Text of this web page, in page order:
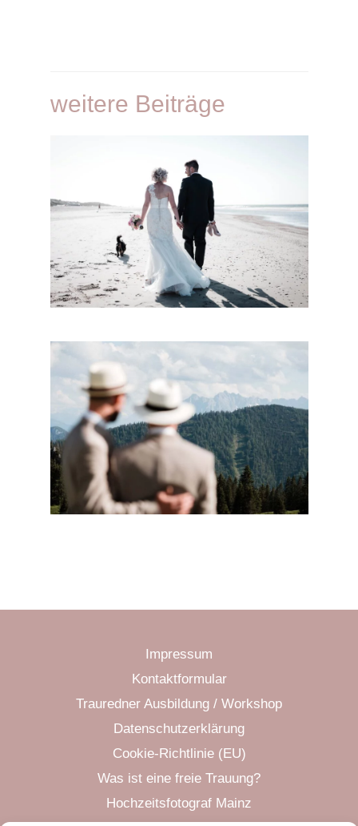
weitere Beiträge
Impressum
Kontaktformular
Trauredner Ausbildung / Workshop
Datenschutzerklärung
Cookie-Richtlinie (EU)
Was ist eine freie Trauung?
Hochzeitsfotograf Mainz